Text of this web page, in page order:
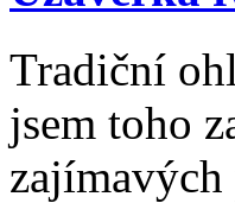
Tradiční
jsem toho